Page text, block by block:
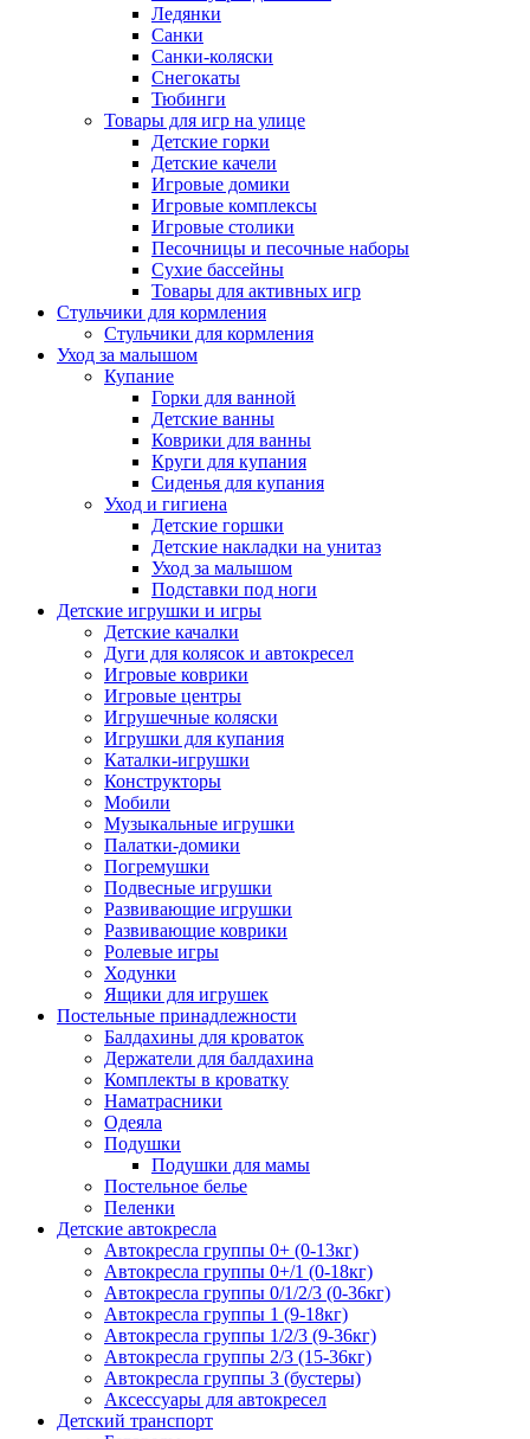
Ледянки
Санки
Санки-коляски
Снегокаты
Тюбинги
Товары для игр на улице
Детские горки
Детские качели
Игровые домики
Игровые комплексы
Игровые столики
Песочницы и песочные наборы
Сухие бассейны
Товары для активных игр
Стульчики для кормления
Стульчики для кормления
Уход за малышом
Купание
Горки для ванной
Детские ванны
Коврики для ванны
Круги для купания
Сиденья для купания
Уход и гигиена
Детские горшки
Детские накладки на унитаз
Уход за малышом
Подставки под ноги
Детские игрушки и игры
Детские качалки
Дуги для колясок и автокресел
Игровые коврики
Игровые центры
Игрушечные коляски
Игрушки для купания
Каталки-игрушки
Конструкторы
Мобили
Музыкальные игрушки
Палатки-домики
Погремушки
Подвесные игрушки
Развивающие игрушки
Развивающие коврики
Ролевые игры
Ходунки
Ящики для игрушек
Постельные принадлежности
Балдахины для кроваток
Держатели для балдахина
Комплекты в кроватку
Наматрасники
Одеяла
Подушки
Подушки для мамы
Постельное белье
Пеленки
Детские автокресла
Автокресла группы 0+ (0-13кг)
Автокресла группы 0+/1 (0-18кг)
Автокресла группы 0/1/2/3 (0-36кг)
Автокресла группы 1 (9-18кг)
Автокресла группы 1/2/3 (9-36кг)
Автокресла группы 2/3 (15-36кг)
Автокресла группы 3 (бустеры)
Аксессуары для автокресел
Детский транспорт